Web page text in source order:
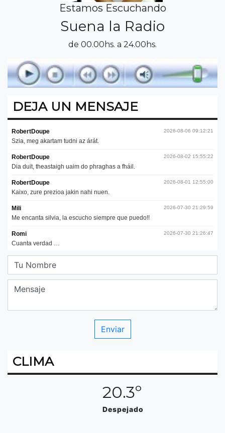
Estamos Escuchando
Suena la Radio
de 00.00hs. a 24.00hs.
DEJA UN MENSAJE
CLIMA
20.3º
Despejado